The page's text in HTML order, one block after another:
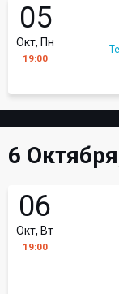
05
Окт, Пн
19:00
6
06
Окт, Вт
19:00